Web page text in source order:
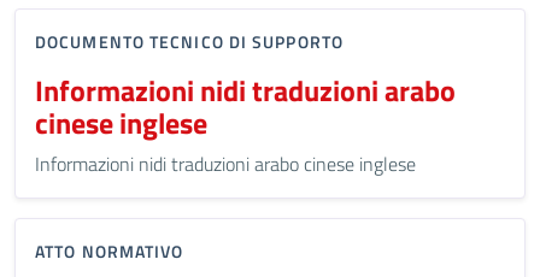
DOCUMENTO TECNICO DI SUPPORTO
Informazioni nidi traduzioni arabo
cinese inglese
Informazioni nidi traduzioni arabo cinese inglese
ATTO NORMATIVO